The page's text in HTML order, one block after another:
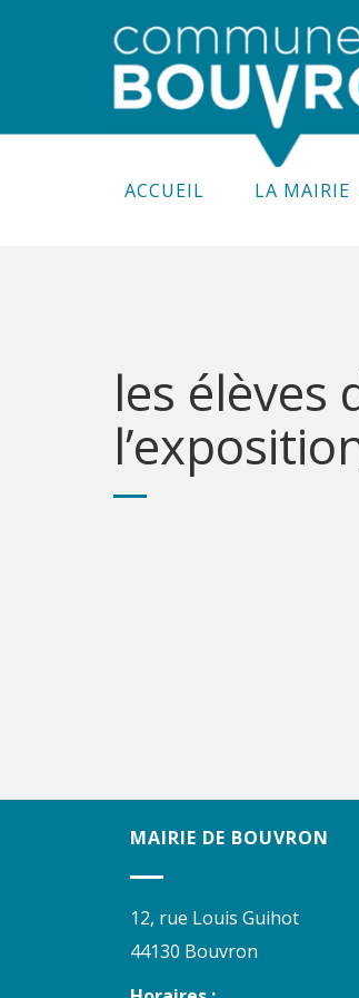
ACCUEIL LA MAIRIE
les élèves
MAIRIE DE BOUVRON
12, rue Louis Guihot
44130 Bouvron